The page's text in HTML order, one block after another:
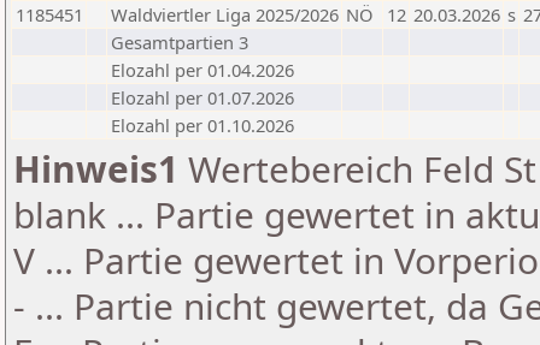
1185451
Waldviertler Liga 2025/2026 NÖ 12 20.03.2026 s
Gesamtpartien 3
Elozahl per 01.04.2026
Elozahl per 01.07.2026
Elozahl per 01.10.2026
Hinweis1 Wertebereich Feld
blank ... Partie gewertet in
V ... Partie gewertet in
- ... Partie nicht gewertet, da